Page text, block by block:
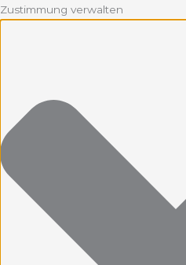
Zustimmung verwalten